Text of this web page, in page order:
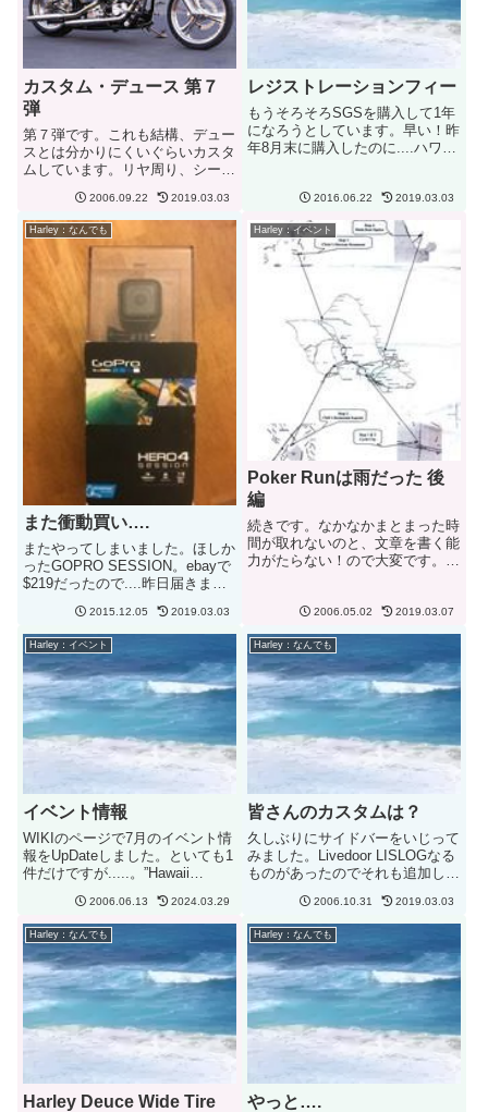
カスタム・デュース 第７
弾
第７弾です。これも結構、デュー
スとは分かりにくいぐらいカスタ
ムしています。リヤ周り、シー
ンクもすっきりした感じでいいで
す。リヤ・タイヤとフェンダーと
のギャップが小さいためホイール
の印象が強くなって迫力が.......
2006.09.22 2019.03.03
レジストレーションフィー
もうそろそろSGSを購入して1年
になろうとしています。早い！昨
年8月末に購入したのに....ハワイ
車両の登録料（レジストレーショ
ンフィー）があります。重さによ
って変わってきます。今...
2016.06.22 2019.03.03
Harley：なんでも
また衝動買い….
またやってしまいました。ほしか
ったGOPRO SESSION。ebayで
$219だったので....昨日届きまし
飛びついてしまいました。$250
ぐらいになったら年明けにでもと
思っていたのですが値段を見て待
ち切れ...
2015.12.05 2019.03.03
Harley：イベント
Poker Runは雨だった 後
編
続きです。なかなかまとまった時
間が取れないのと、文章を書く能
力がたらない！ので大変です。さ
で何とかなるだろうと軽い気持ち
で先に進むことに。3番目のポイ
ントは地図左上のHaleiwa...
2006.05.02 2019.03.07
Harley：イベント
イベント情報
WIKIのページで7月のイベント情
報をUpDateしました。といても1
件だけですが.....。”Hawaii
Show”の情報です。このイベン
ト、ハワイ最大？とのことですが
どうなんでしょ...
2006.06.13 2024.03.29
Harley：なんでも
皆さんのカスタムは？
久しぶりにサイドバーをいじって
みました。Livedoor LISLOGなる
ものがあったのでそれも追加して
がそれです。内容は投票形式のも
ので、気に入ったカスタム、やっ
てみたいカスタムで作ってみまし
た。登録するとア...
2006.10.31 2019.03.03
Harley：なんでも
Harley Deuce Wide Tire
Harley：なんでも
やっと….